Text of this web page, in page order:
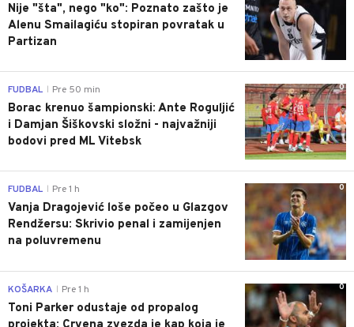
Nije "šta", nego "ko": Poznato zašto je
Alenu Smailagiću stopiran povratak u
Partizan
0
FUDBAL Pre 50 min
Borac krenuo šampionski: Ante Roguljić
i Damjan Šiškovski složni - najvažniji
bodovi pred ML Vitebsk
0
FUDBAL Pre 1 h
Vanja Dragojević loše počeo u Glazgov
Rendžersu: Skrivio penal i zamijenjen
na poluvremenu
0
KOŠARKA Pre 1 h
Toni Parker odustaje od propalog